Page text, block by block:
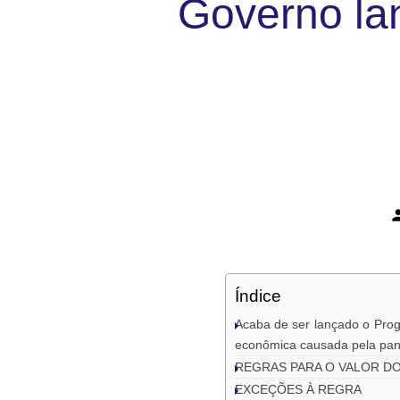
Governo
Índice
Acaba de ser lançado o
econômica causada pela
REGRAS PARA O VALOR
EXCEÇÕES À REGRA